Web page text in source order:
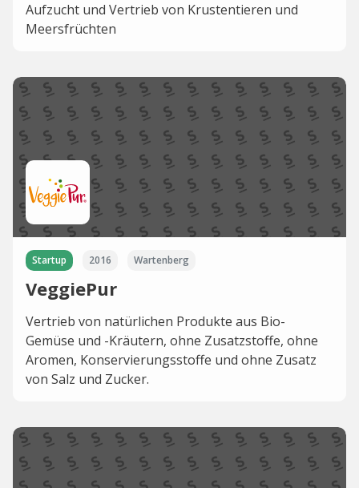
Aufzucht und Vertrieb von Krustentieren und
Meersfrüchten
Startup 2016 Wartenberg
VeggiePur
Vertrieb von natürlichen Produkte aus Bio-
Gemüse und -Kräutern, ohne Zusatzstoffe, ohne
Aromen, Konservierungsstoffe und ohne Zusatz
von Salz und Zucker.